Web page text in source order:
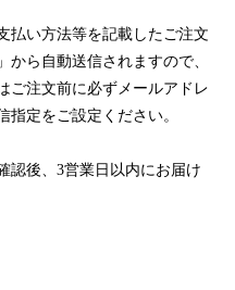
払い方法等を記載したご注文
」から自動送信されますので、
ご注文前に必ずメールアドレ
指定をご設定ください。
認後、3営業日以内にお届け